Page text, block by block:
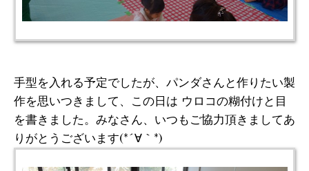
手型を入れる予定でしたが、パンダさんと作りたい製
作を思いつきまして、この日は ウロコの糊付けと目
を書きました。みなさん、いつもご協力頂きましてあ
りがとうございます(*´∀｀*)